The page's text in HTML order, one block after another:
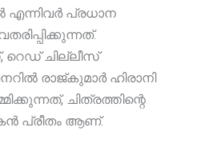
എന്നിവർ പ്രധാന
റെഡ് ചില്ലീസ്
രാജ്കുമാർ ഹിരാനി
ചിത്രത്തിന്റെ
പ്രീതം ആണ്.